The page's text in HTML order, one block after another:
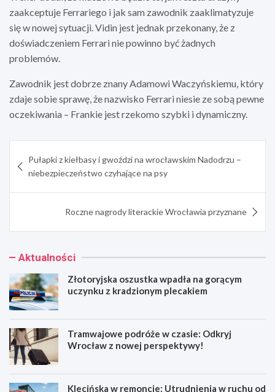
zaakceptuje Ferrariego i jak sam zawodnik zaaklimatyzuje
się w nowej sytuacji. Vidin jest jednak przekonany, że z
doświadczeniem Ferrari nie powinno być żadnych
problemów.
Zawodnik jest dobrze znany Adamowi Waczyńskiemu, który
zdaje sobie sprawę, że nazwisko Ferrari niesie ze sobą pewne
oczekiwania – Frankie jest rzekomo szybki i dynamiczny.
wpisu
Pułapki z kiełbasy i gwoździ na wrocławskim Nadodrzu –
niebezpieczeństwo czyhające na psy
Roczne nagrody literackie Wrocławia przyznane
Aktualności
Złotoryjska oszustka wpadła na gorącym
uczynku z kradzionym plecakiem
Tramwajowe podróże w czasie: Odkryj
Wrocław z nowej perspektywy!
Klecińska w remoncie: Utrudnienia w ruchu od